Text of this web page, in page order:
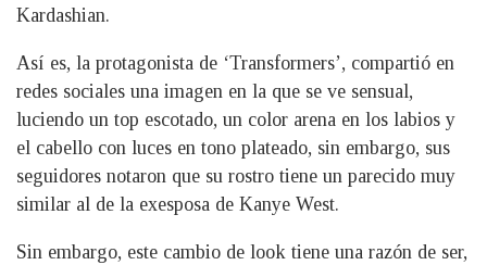
Kardashian.
Así es, la protagonista de ‘Transformers’, compartió en
redes sociales una imagen en la que se ve sensual,
luciendo un top escotado, un color arena en los labios y
el cabello con luces en tono plateado, sin embargo, sus
seguidores notaron que su rostro tiene un parecido muy
similar al de la exesposa de Kanye West.
Sin embargo, este cambio de look tiene una razón de ser,